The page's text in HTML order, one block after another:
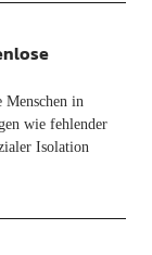
Menschen in
wie fehlender
Isolation